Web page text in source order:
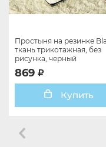
Простыня на резинке
ткань трикотажная, без
рисунка, черный
869
Купить